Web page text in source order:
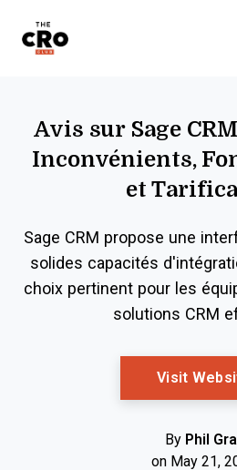
Avis sur Sage
Inconvénients,
et
Sage CRM propose une
solides capacités
choix pertinent pour les
solutions CRM
Visit
By Phil
on May 21,